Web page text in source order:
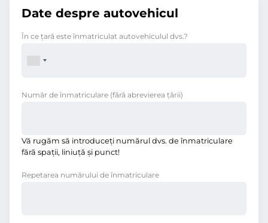
Date despre autovehicul
În ce ţară este înmatriculat autovehiculul dvs.?
Număr de înmatriculare (fără abrevierea ţării)
Vă rugăm să introduceţi numărul dvs. de înmatriculare
fără spații, liniuţă și punct!
Repetarea numărului de înmatriculare